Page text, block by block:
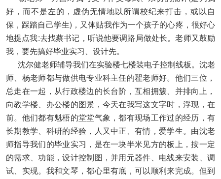
好，而不是左的，虚伪无情地以所谓校纪来打击，或以自
保，踩踏自己学生)，又体贴我作为一个孩子的心疼，很好心
地提点我:去找蔡书记，听说他要调路局做处长。老师又鼓励
我，要先搞好毕业实习、设计先。
沈尔健老师辅导我们在实验楼七楼装电子控制线板。沈老
师、杨老师都与做供电专业科主任的翟老师好。他们三位，
总走在一起，从行政楼边的长台阶，互相拥簇、并排向上，
向教学楼、办公楼的图景，今天在我写这文字时，浮现，在
前。他们都有魁梧的堂堂气象，都有现场工作过的经历，有
长期教学、科研的经验，人又中正、有情，爱学生。由沈老
师指导我们的毕业实习，是在一块半米见方的板上，按一定
的需求、功能，设计控制图，并用元器件、电线来安装、调
试、实现。我和文琴，都心里有底，可以顺利来完成。但到